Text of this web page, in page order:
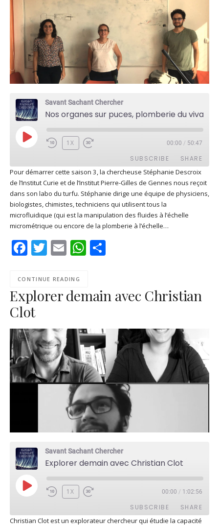
Savant Sachant Chercher
PLAY
EPISODE
1X 00:00 / 50:47
SUBSCRIBE SHARE
Apple Podcasts Deezer
Google Play PocketCasts
Podcast Addict RSS
Spotify
RSS FEED
SHARE
LINK
EMBED
Pour démarrer cette saison 3, la chercheuse Stéphanie Descroix
de l’Institut Curie et de l’Institut Pierre-Gilles de Gennes nous reçoit
dans son labo du turfu. Stéphanie dirige une équipe de physiciens,
biologistes, chimistes, techniciens qui utilisent tous la
microfluidique (qui est la manipulation des fluides à l’échelle
micrométrique ou encore de la plomberie à l’échelle…
Facebook
Twitter
EmailWhatsApp
CONTINUE READING
Explorer demain avec Christian
Clot
Savant Sachant Chercher
Explorer demain avec Christian Clot
PLAY
EPISODE
1X 00:00 / 1:02:56
SUBSCRIBE SHARE
Christian Clot est un explorateur chercheur qui étudie la capacité